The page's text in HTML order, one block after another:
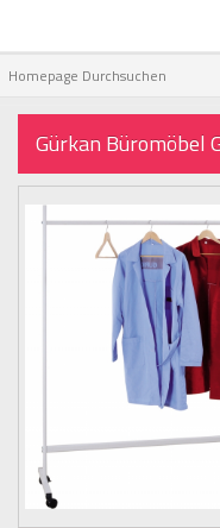
Gürkan Büromöbel